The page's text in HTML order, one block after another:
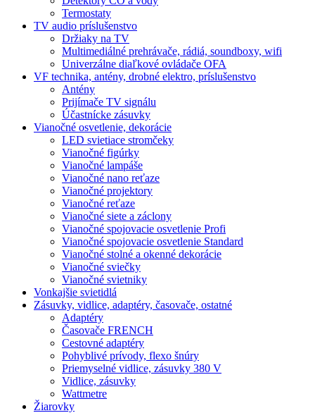
Termostaty
TV audio príslušenstvo
Držiaky na TV
Multimediálné prehrávače, rádiá, soundboxy, wifi
Univerzálne diaľkové ovládače OFA
VF technika, antény, drobné elektro, príslušenstvo
Antény
Prijímače TV signálu
Účastnícke zásuvky
Vianočné osvetlenie, dekorácie
LED svietiace stromčeky
Vianočné figúrky
Vianočné lampáše
Vianočné nano reťaze
Vianočné projektory
Vianočné reťaze
Vianočné siete a záclony
Vianočné spojovacie osvetlenie Profi
Vianočné spojovacie osvetlenie Standard
Vianočné stolné a okenné dekorácie
Vianočné sviečky
Vianočné svietniky
Vonkajšie svietidlá
Zásuvky, vidlice, adaptéry, časovače, ostatné
Adaptéry
Časovače FRENCH
Cestovné adaptéry
Pohyblivé prívody, flexo šnúry
Priemyselné vidlice, zásuvky 380 V
Vidlice, zásuvky
Wattmetre
Žiarovky